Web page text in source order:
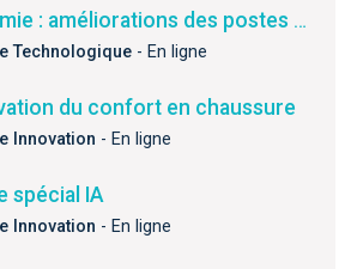
des postes assis en maroquinerie et chaussure
Technologique- En ligne
du confort en chaussure
Innovation - En ligne
spécial IA
Innovation - En ligne